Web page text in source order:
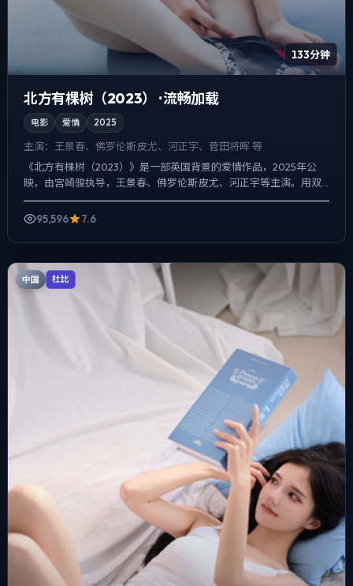
133分钟
北方有棵树（2023） · 流畅加载
电影 爱情 2025
主演： 王景春、佛罗伦斯·皮尤、河正宇、菅田将晖 等
《北方有棵树（2023）》是一部英国背景的爱情作品，2025年公
映，由宫崎骏执导，王景春、佛罗伦斯·皮尤、河正宇等主演。用双
线叙事把过去与现在拧成一股绳，爱情线并不喧宾夺主，却...
95,596
7.6
中国 杜比